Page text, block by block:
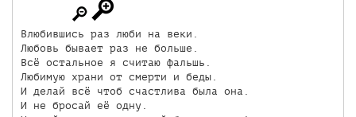
Влюбившись раз люби на веки.
Любовь бывает раз не больше.
Всё остальное я считаю фальшь.
Любимую храни от смерти и беды.
И делай всё чтоб счастлива была она.
И не бросай её одну.